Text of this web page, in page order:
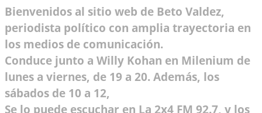
Bienvenidos al sitio web de Beto Valdez,
periodista político con amplia trayectoria en
los medios de comunicación.
Conduce junto a Willy Kohan en Milenium de
lunes a viernes, de 19 a 20. Además, los
sábados de 10 a 12,
Se lo puede escuchar en La 2x4 FM 92.7, y los